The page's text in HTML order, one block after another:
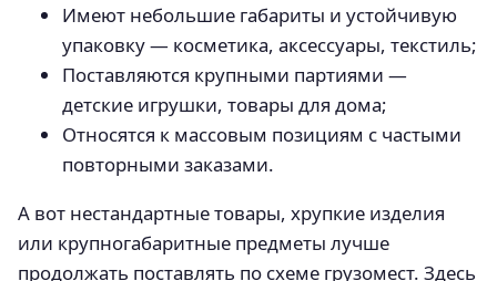
Имеют небольшие габариты и устойчивую
упаковку — косметика, аксессуары, текстиль;
Поставляются крупными партиями —
детские игрушки, товары для дома;
Относятся к массовым позициям с частыми
повторными заказами.
А вот нестандартные товары, хрупкие изделия
или крупногабаритные предметы лучше
продолжать поставлять по схеме грузомест. Здесь